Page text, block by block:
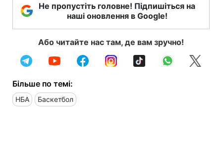
Не пропустіть головне! Підпишіться на
наші оновлення в Google!
Або читайте нас там, де вам зручно!
Більше по темі:
НБА Баскетбол